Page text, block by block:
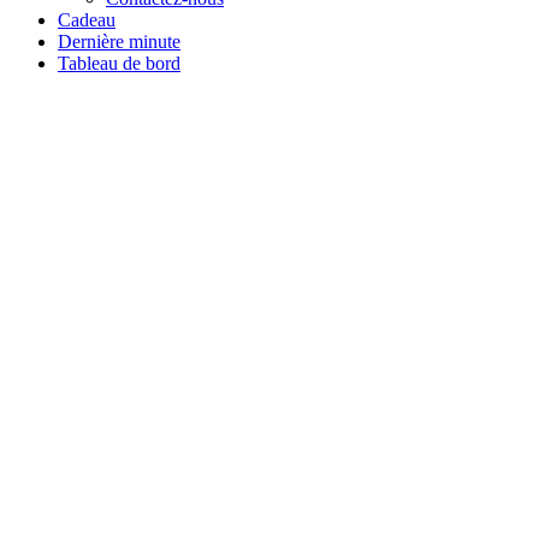
Cadeau
Dernière minute
Tableau de bord